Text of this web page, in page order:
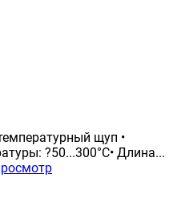
щуп •
?50...300°С• Длина...